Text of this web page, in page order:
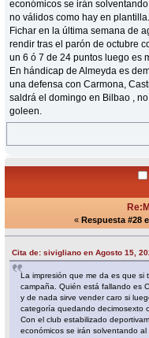
económicos se irán
no válidos como hay en plantilla.
Fichar en la última semana de
rendir tras el parón de octubre
un 6 ó 7 de 24 puntos luego es
En hándicap de Almeyda es
una defensa con Carmona,
saldrá el domingo en Bilbao ,
goleen.
« Respuesta #28
Cita de: sivigliano en Agosto 15,
La impresión que me da es que si
campaña. Quién está fallando es
y de nada sirve vender caro si
categoría quedando decimosexto
Con el club estabilizado
económicos se irán solventando